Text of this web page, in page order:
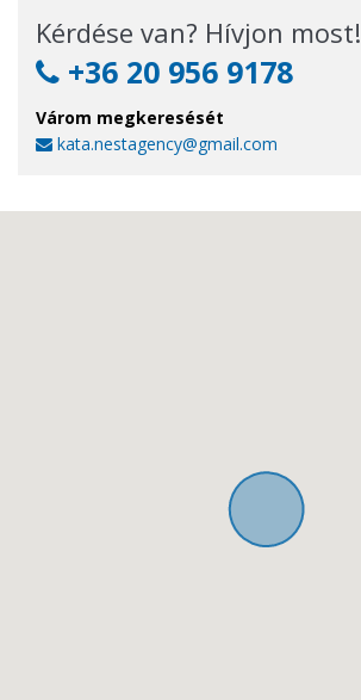
Kérdése van? Hívjon most!
+36 20 956 9178
Várom megkeresését
kata.nestagency@gmail.com